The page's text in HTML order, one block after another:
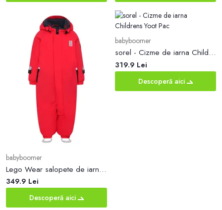
babyboomer
Lego Wear salopete de iarna pentru copii culoarea rosu
349.9 Lei
Descoperă aici
babyboomer
sorel - Cizme de iarna Childrens Yoot Pac
319.9 Lei
Descoperă aici